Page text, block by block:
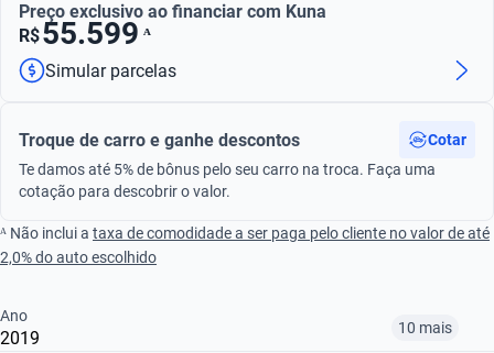
Preço exclusivo ao financiar com Kuna
R$55.599 ᴬ
Simular parcelas
Troque de carro e ganhe descontos
Cotar
Te damos até 5% de bônus pelo seu carro na troca. Faça uma
cotação para descobrir o valor.
ᴬ Não inclui a taxa de comodidade a ser paga pelo cliente no valor de até
2,0% do auto escolhido
Ano
2019 10 mais